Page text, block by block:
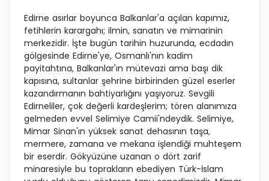
Edirne asırlar boyunca Balkanlar'a açılan kapımız,
fetihlerin karargahı; ilmin, sanatın ve mimarinin
merkezidir. İşte bugün tarihin huzurunda, ecdadın
gölgesinde Edirne'ye, Osmanlı'nın kadim
payitahtına, Balkanlar'ın mütevazi ama başı dik
kapısına, sultanlar şehrine birbirinden güzel eserler
kazandırmanın bahtiyarlığını yaşıyoruz. Sevgili
Edirneliler, çok değerli kardeşlerim; tören alanımıza
gelmeden evvel Selimiye Camii'ndeydik. Selimiye,
Mimar Sinan'ın yüksek sanat dehasının taşa,
mermere, zamana ve mekana işlendiği muhteşem
bir eserdir. Gökyüzüne uzanan o dört zarif
minaresiyle bu toprakların ebediyen Türk-İslam